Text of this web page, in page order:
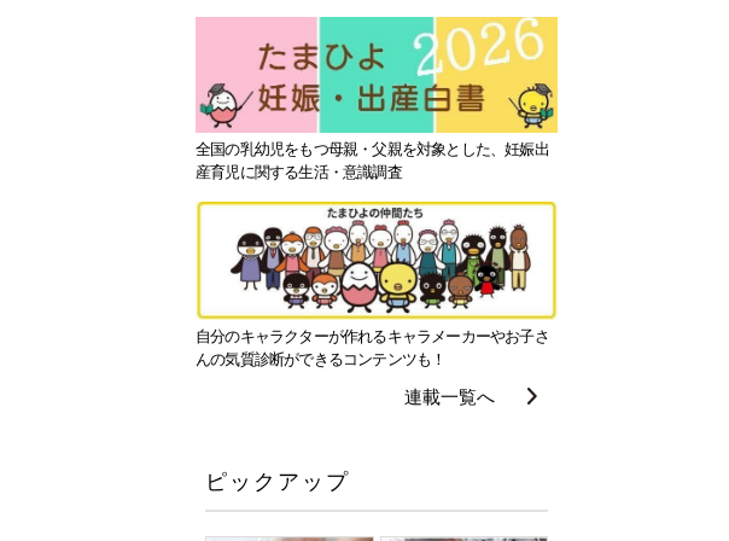
全国の乳幼児をもつ母親・父親を対象とした、妊娠出
産育児に関する生活・意識調査
自分のキャラクターが作れるキャラメーカーやお子さ
んの気質診断ができるコンテンツも！
連載一覧へ
ピックアップ